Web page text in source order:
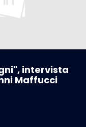
intervista
Maffucci